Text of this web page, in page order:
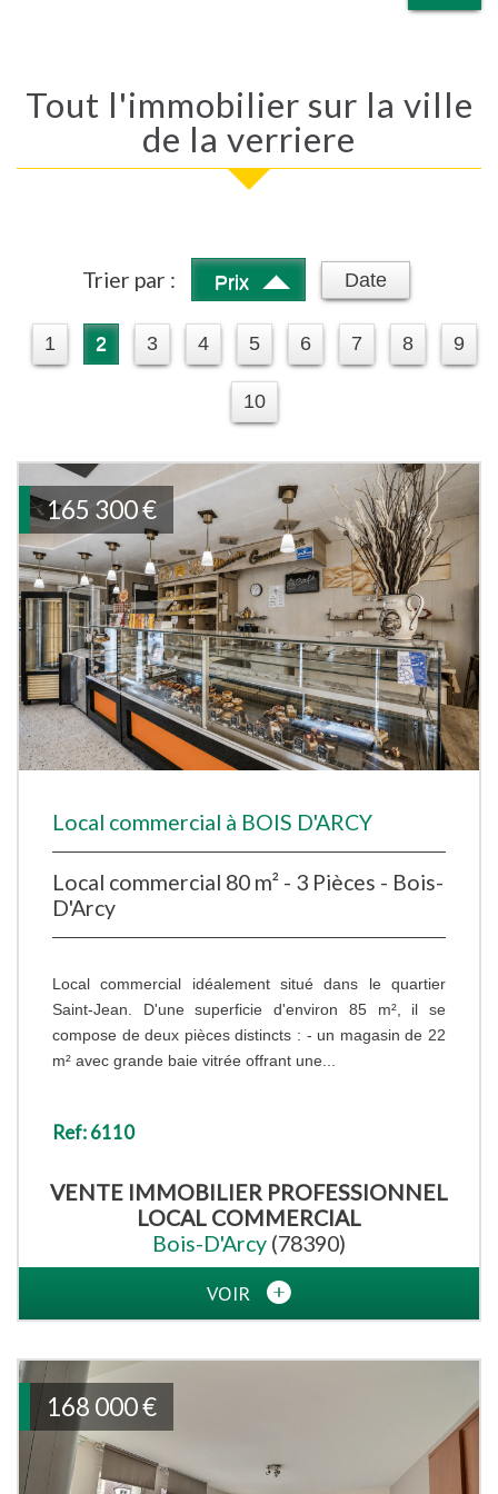
Tout l'immobilier sur la ville
de la verriere
Trier par : Prix Date
1 2 3 4 5 6 7 8 9
10
165 300 €
Local commercial à BOIS D'ARCY
Local commercial 80 m² - 3 Pièces - Bois-
D'Arcy
Local commercial idéalement situé dans le quartier
Saint-Jean. D'une superficie d'environ 85 m², il se
compose de deux pièces distincts : - un magasin de 22
m² avec grande baie vitrée offrant une...
Ref: 6110
VENTE IMMOBILIER PROFESSIONNEL
LOCAL COMMERCIAL
Bois-D'Arcy (78390)
VOIR
168 000 €